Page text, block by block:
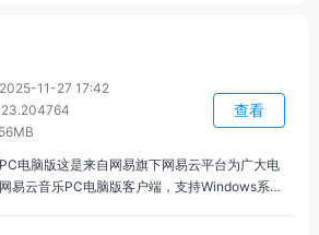
11-27 17:42
查看
电脑版这是来自网易旗下网易云平台为广大电
易云音乐PC电脑版客户端，支持Windows系统